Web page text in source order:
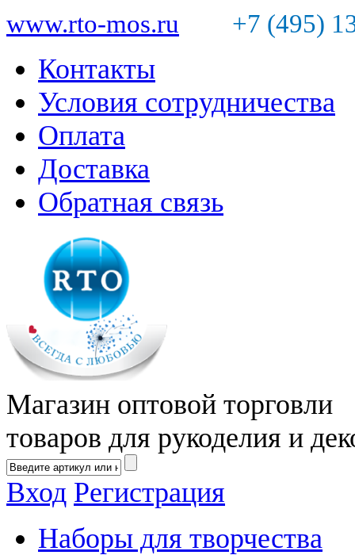
www.rto-mos.ru +7 (495)
Контакты
Условия сотрудничества
Оплата
Доставка
Обратная связь
Магазин оптовой торговли
товаров для рукоделия и
Вход Регистрация
Наборы для творчества